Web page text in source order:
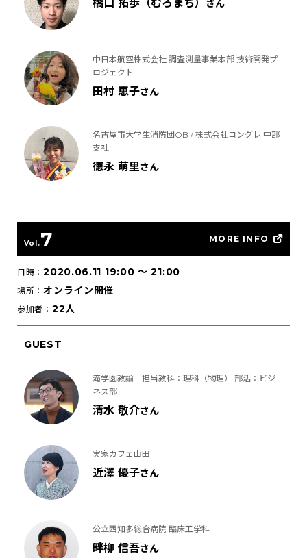
橋口 拓歩（むろまち） さん
中日本航空株式会社 調査測量事業本部 技術開発プ
ロジェクト
田村 恵子さん
名古屋市大学生消防団OB / 株式会社コングレ 中部
支社
徳永 萌里さん
Vol.7 MORE INFO
日時：2020.06.11 19:00〜 21:00
場所：オンライン開催
参加者： 22人
GUEST
滝学園教諭 担当教科：理科（物理） 部活：ビジ
ネス部
清水 敬介さん
実家カフェ山田
近澤 優子さん
公立西知多総合病院 臨床工学科
畔柳 信吾さん